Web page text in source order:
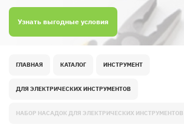
Узнать выгодные условия
ГЛАВНАЯ КАТАЛОГ ИНСТРУМЕНТ
ДЛЯ ЭЛЕКТРИЧЕСКИХ ИНСТРУМЕНТОВ
НАБОР НАСАДОК ДЛЯ ЭЛЕКТРИЧЕСКИХ ИНСТРУМЕНТОВ